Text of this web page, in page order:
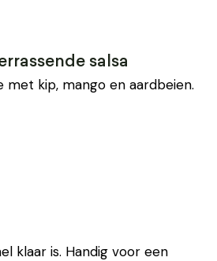
salsa
kip, mango en aardbeien.
klaar is. Handig voor een